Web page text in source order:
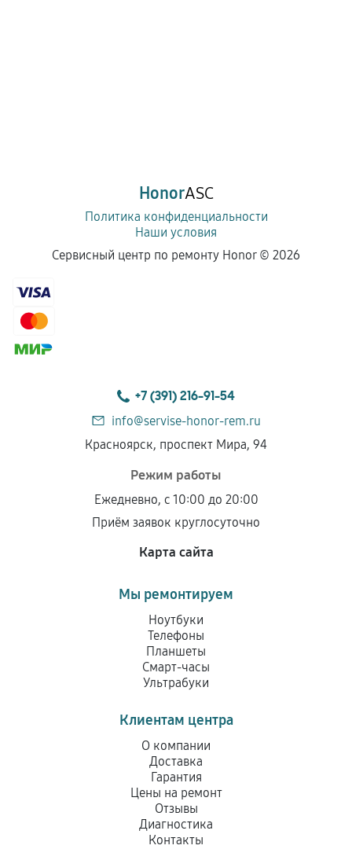
HonorASC
Политика конфиденциальности
Наши условия
Сервисный центр по ремонту Honor © 2026
+7 (391) 216-91-54
info@servise-honor-rem.ru
Красноярск, проспект Мира, 94
Режим работы
Ежедневно, с 10:00 до 20:00
Приём заявок круглосуточно
Карта сайта
Мы ремонтируем
Ноутбуки
Телефоны
Планшеты
Смарт-часы
Ультрабуки
Клиентам центра
О компании
Доставка
Гарантия
Цены на ремонт
Отзывы
Диагностика
Контакты